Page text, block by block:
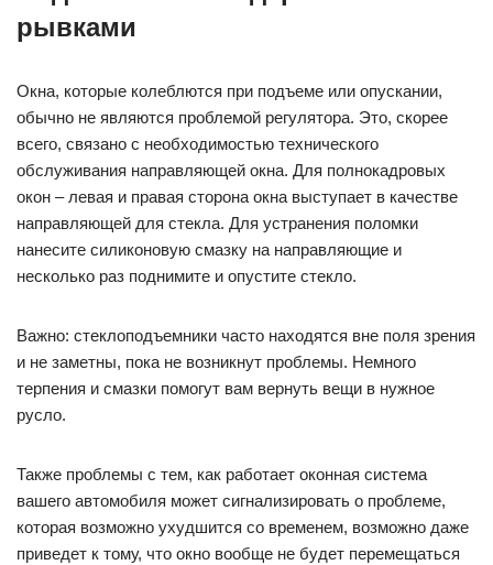
рывками
Окна, которые колеблются при подъеме или опускании,
обычно не являются проблемой регулятора. Это, скорее
всего, связано с необходимостью технического
обслуживания направляющей окна. Для полнокадровых
окон – левая и правая сторона окна выступает в качестве
направляющей для стекла. Для устранения поломки
нанесите силиконовую смазку на направляющие и
несколько раз поднимите и опустите стекло.
Важно: стеклоподъемники часто находятся вне поля зрения
и не заметны, пока не возникнут проблемы. Немного
терпения и смазки помогут вам вернуть вещи в нужное
русло.
Также проблемы с тем, как работает оконная система
вашего автомобиля может сигнализировать о проблеме,
которая возможно ухудшится со временем, возможно даже
приведет к тому, что окно вообще не будет перемещаться